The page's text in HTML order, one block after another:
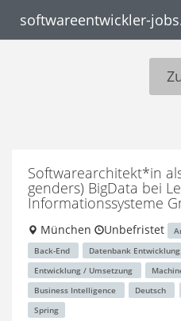
softwareentwickler-
Softwarearchitekt*in
genders) BigData bei
Informationssysteme
München Unbefristet
Back-End
Datenbank Entwicklung
Entwicklung / Umsetzung
Business Intelligence
Deutsch
Spring